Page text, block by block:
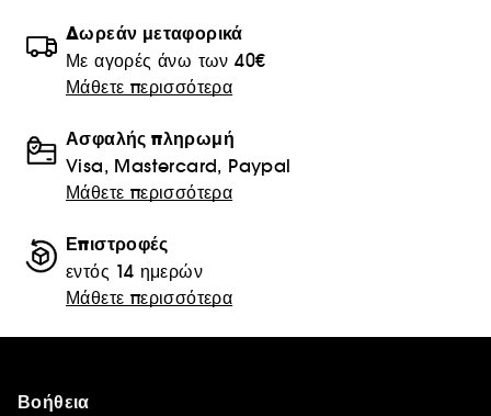
Δωρεάν μεταφορικά
Με αγορές άνω των 40€
Μάθετε περισσότερα
Ασφαλής πληρωμή
Visa, Mastercard, Paypal
Μάθετε περισσότερα
Επιστροφές
εντός 14 ημερών
Μάθετε περισσότερα
Βοήθεια